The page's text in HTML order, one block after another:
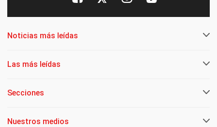
Noticias más leídas
Las más leídas
Secciones
Nuestros medios